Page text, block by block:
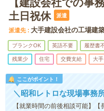
【建設会社での事
土日祝休
派遣
派遣先 大手建設会社の工場建
ブランクOK 英語不要 履歴書
残業少 住宅 交費支給 大手
ここがポイント！
＼昭和レトロな現場事務
【就業時間の前後相談可能】